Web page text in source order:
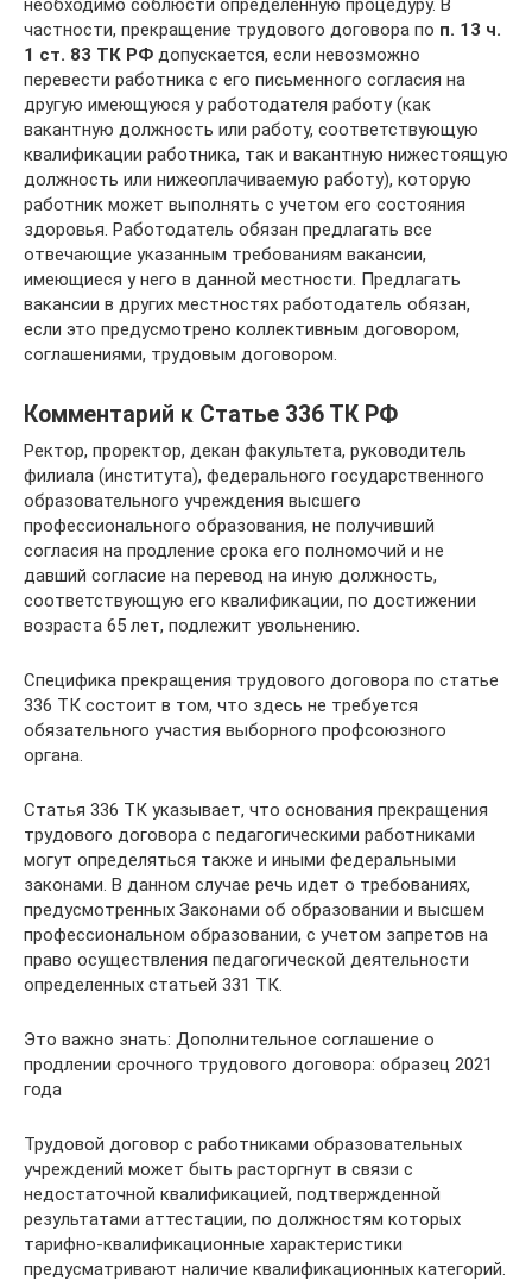
частности, прекращение трудового договора по п. 13 ч.
1 ст. 83 ТК РФ допускается, если невозможно
перевести работника с его письменного согласия на
другую имеющуюся у работодателя работу (как
вакантную должность или работу, соответствующую
квалификации работника, так и вакантную нижестоящую
должность или нижеоплачиваемую работу), которую
работник может выполнять с учетом его состояния
здоровья. Работодатель обязан предлагать все
отвечающие указанным требованиям вакансии,
имеющиеся у него в данной местности. Предлагать
вакансии в других местностях работодатель обязан,
если это пре­дусмотрено коллективным договором,
соглашениями, трудовым договором.
Комментарий к Статье 336 ТК РФ
Ректор, проректор, декан факультета, руководитель
филиала (института), федерального государственного
образовательного учреждения высшего
профессионального образования, не получивший
согласия на продление срока его полномочий и не
давший согласие на перевод на иную должность,
соответствующую его квалификации, по достижении
возраста 65 лет, подлежит увольнению.
Специфика прекращения трудового договора по статье
336 ТК состоит в том, что здесь не требуется
обязательного участия выборного профсоюзного
органа.
Статья 336 ТК указывает, что основания прекращения
трудового договора с педагогическими работниками
могут определяться также и иными федеральными
законами. В данном случае речь идет о требованиях,
предусмотренных Законами об образовании и высшем
профессиональном образовании, с учетом запретов на
право осуществления педагогической деятельности
определенных статьей 331 ТК.
Это важно знать: Дополнительное соглашение о
продлении срочного трудового договора: образец 2021
года
Трудовой договор с работниками образовательных
учреждений может быть расторгнут в связи с
недостаточной квалификацией, подтвержденной
результатами аттестации, по должностям которых
тарифно-квалификационные характеристики
предусматривают наличие квалификационных категорий.